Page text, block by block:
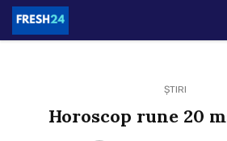
ȘTIRI
Horoscop rune 20